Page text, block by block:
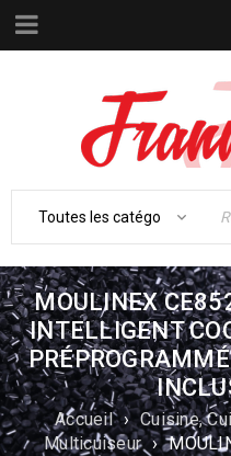
MOULINEX
INTELLIGENT
Accueil › Cuisine,
Multicuiseur ›